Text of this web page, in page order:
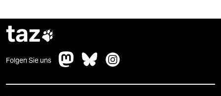
taz
Folgen Sie uns